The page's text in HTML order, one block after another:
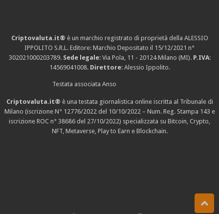
Criptovaluta.it® è un marchio registrato di proprietà della ALESSIO
IPPOLITO S.R.L. Editore: Marchio Depositato il 15/12/2021 n°
302021000203789. Sede legale: Via Pola, 11 - 20124 Milano (MI). P.IVA:
14569041008. Direttore: Alessio Ippolito.
Testata associata Anso
Criptovaluta.it® è una testata giornalistica online iscritta al Tribunale di
Milano (iscrizione N° 12776/2022 del 10/10/2022 – Num. Reg. Stampa 143 e
iscrizione ROC n° 38686 del 27/10/2022) specializzata su Bitcoin, Crypto,
NFT, Metaverse, Play to Earn e Blockchain.